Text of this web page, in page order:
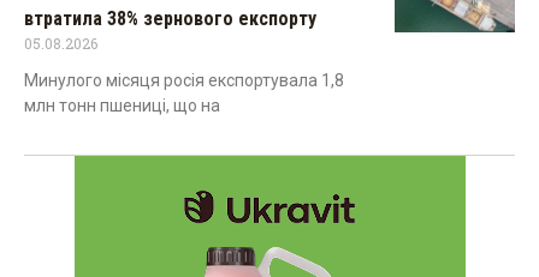
втратила 38% зернового експорту
05.08.2026
Минулого місяця росія експортувала 1,8
млн тонн пшениці, що на